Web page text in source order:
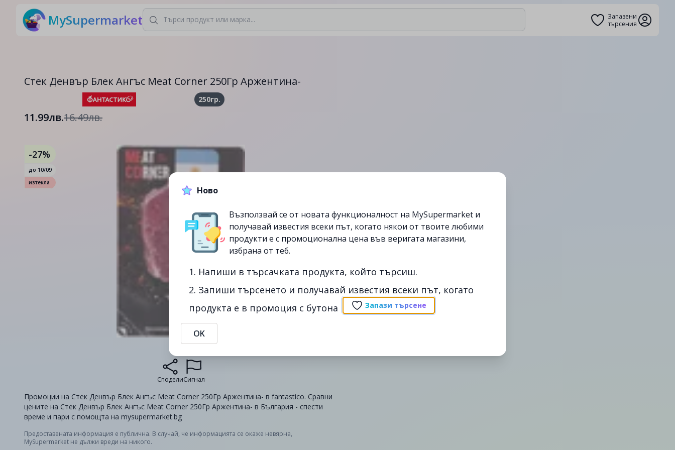
MySupermarket
Запазени
търсения
Стек Денвър Блек Ангъс Meat Corner 250Гр Аржентина-
250гр.
11.99лв.16.49лв.
-27%
до 10/09
изтекла
СподелиСигнал
Промоции на Стек Денвър Блек Ангъс Meat Corner 250Гр Аржентина- в fantastico. Сравни
цените на Стек Денвър Блек Ангъс Meat Corner 250Гр Аржентина- в България - спести
време и пари с помощта на mysupermarket.bg
Предоставената информация е публична. В случай, че информацията се окаже невярна,
MySupermarket не дължи вреди на никого.
Ново
Възползвай се от новата функционалност на MySupermarket и
получавай известия всеки път, когато някои от твоите любими
продукти е с промоционална цена във веригата магазини,
избрана от теб.
1. Напиши в търсачката продукта, който търсиш.
2. Запиши търсенето и получавай известия всеки път, когато
продукта е в промоция с бутона
Запази търсене
OK